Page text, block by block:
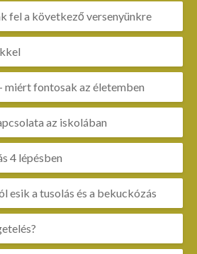
fel a következő versenyünkre
miért fontosak az életemben
az iskolában
4 lépésben
esik a tusolás és a bekuckózás